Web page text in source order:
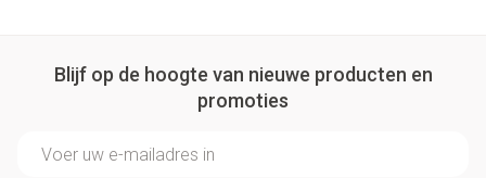
Blijf op de hoogte van nieuwe producten en
promoties